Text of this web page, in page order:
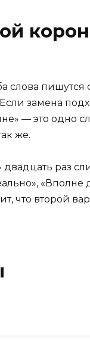
слова пишутся
Если замена
— это одно
же.
раз
«Вполне
что второй